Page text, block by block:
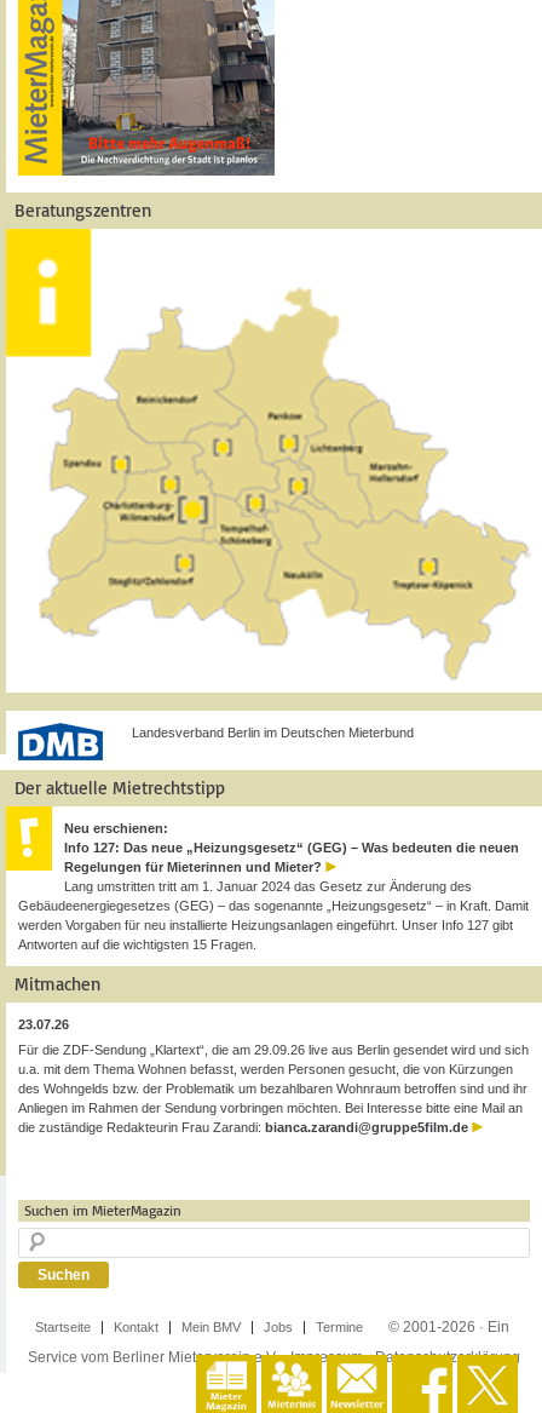
Beratungszentren
Landesverband Berlin im Deutschen Mieterbund
Der aktuelle Mietrechtstipp
Neu erschienen:
Info 127: Das neue „Heizungsgesetz“ (GEG) – Was bedeuten die neuen
Regelungen für Mieterinnen und Mieter?
Lang umstritten tritt am 1. Januar 2024 das Gesetz zur Änderung des
Gebäudeenergiegesetzes (GEG) – das sogenannte „Heizungsgesetz“ – in Kraft. Damit
werden Vorgaben für neu installierte Heizungsanlagen eingeführt. Unser Info 127 gibt
Antworten auf die wichtigsten 15 Fragen.
Mitmachen
23.07.26
Für die ZDF-Sendung „Klartext“, die am 29.09.26 live aus Berlin gesendet wird und sich
u.a. mit dem Thema Wohnen befasst, werden Personen gesucht, die von Kürzungen
des Wohngelds bzw. der Problematik um bezahlbaren Wohnraum betroffen sind und ihr
Anliegen im Rahmen der Sendung vorbringen möchten. Bei Interesse bitte eine Mail an
die zuständige Redakteurin Frau Zarandi: bianca.zarandi@gruppe5film.de
Suchen im MieterMagazin
Startseite Kontakt Mein BMV Jobs Termine
© 2001-2026 · Ein
Service vom Berliner Mieterverein e.V. ·Impressum·Datenschutzerklärung